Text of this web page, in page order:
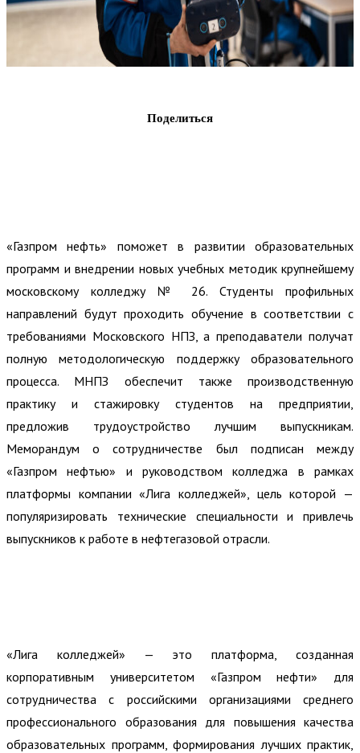
Поделиться
«Газпром нефть» поможет в развитии образовательных
программ и внедрении новых учебных методик крупнейшему
московскому колледжу № 26. Студенты профильных
направлений будут проходить обучение в соответствии с
требованиями Московского НПЗ, а преподаватели получат
полную методологическую поддержку образовательного
процесса. МНПЗ обеспечит также производственную
практику и стажировку студентов на предприятии,
предложив трудоустройство лучшим выпускникам.
Меморандум о сотрудничестве был подписан между
«Газпром нефтью» и руководством колледжа в рамках
платформы компании «Лига колледжей», цель которой —
популяризировать технические специальности и привлечь
выпускников к работе в нефтегазовой отрасли.
«Лига колледжей» — это платформа, созданная
корпоративным университетом «Газпром нефти» для
сотрудничества с российскими организациями среднего
профессионального образования для повышения качества
образовательных программ, формирования лучших практик,